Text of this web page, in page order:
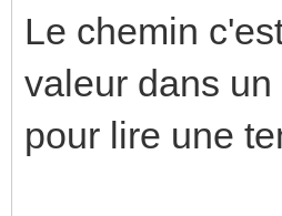
Le chemin
valeur dans
pour lire une